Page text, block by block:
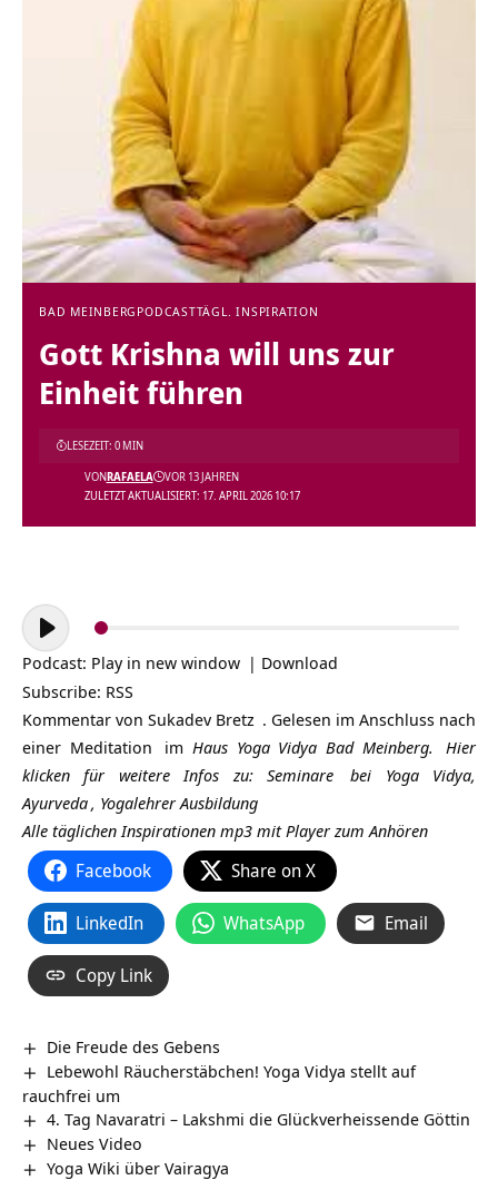
BAD MEINBERG PODCASTTÄGL. INSPIRATION
Gott Krishna will uns zur
Einheit führen
ZULETZT AKTUALISIERT: 17. APRIL 2026 10:17
VONRAFAELA VOR 13 JAHREN
LESEZEIT: 0 MIN
Audio-
Player
Podcast: Play in new window | Download
Subscribe: RSS
Kommentar von Sukadev Bretz . Gelesen im Anschluss nach
einer Meditation im Haus Yoga Vidya Bad Meinberg.
Hier
klicken für weitere Infos zu: Seminare
bei Yoga Vidya,
Ayurveda, Yogalehrer Ausbildung
Alle täglichen Inspirationen mp3 mit Player zum Anhören
Facebook Share on X
LinkedIn WhatsApp Email
Copy Link
Die Freude des Gebens
Lebewohl Räucherstäbchen! Yoga Vidya stellt auf
rauchfrei um
4. Tag Navaratri – Lakshmi die Glückverheissende Göttin
Neues Video
Yoga Wiki über Vairagya